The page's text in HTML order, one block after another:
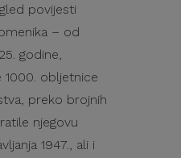
povijesti
– od
godine,
obljetnice
preko brojnih
njegovu
1947., ali i